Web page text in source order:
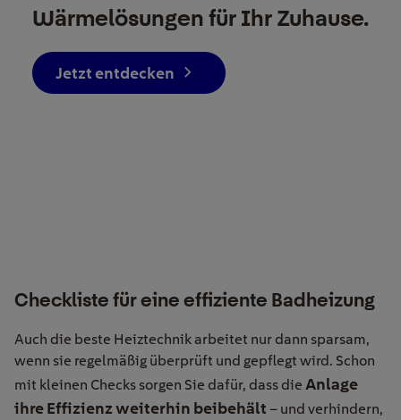
Wärmelösungen für Ihr Zuhause.
Jetzt entdecken
Checkliste für eine effiziente Badheizung
Auch die beste Heiztechnik arbeitet nur dann sparsam,
wenn sie regelmäßig überprüft und gepflegt wird. Schon
mit kleinen Checks sorgen Sie dafür, dass die Anlage
ihre Effizienz weiterhin beibehält – und verhindern,